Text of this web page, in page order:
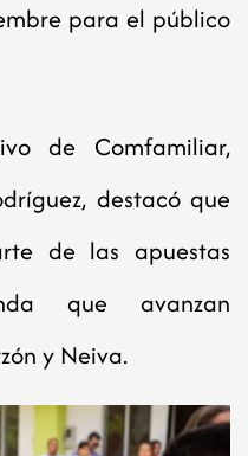
para el público
de Comfamiliar,
destacó que
de las apuestas
que avanzan
y Neiva.